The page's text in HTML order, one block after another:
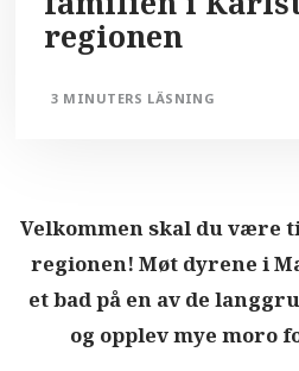
regionen
3 MINUTERS LÄSNING
Velkommen skal du være
regionen! Møt dyrene i
et bad på en av de
og opplev mye moro